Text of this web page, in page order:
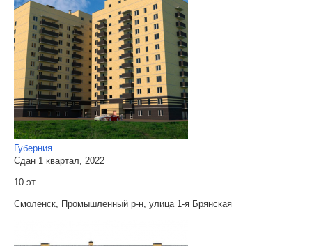
Губерния
Сдан 1 квартал, 2022
10 эт.
Смоленск, Промышленный р-н, улица 1-я Брянская